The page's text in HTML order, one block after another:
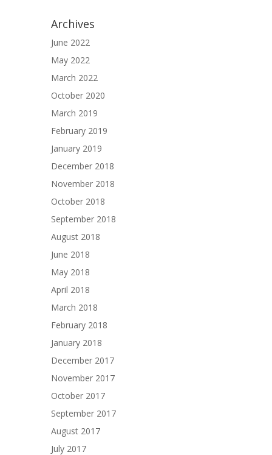
Archives
June 2022
May 2022
March 2022
October 2020
March 2019
February 2019
January 2019
December 2018
November 2018
October 2018
September 2018
August 2018
June 2018
May 2018
April 2018
March 2018
February 2018
January 2018
December 2017
November 2017
October 2017
September 2017
August 2017
July 2017